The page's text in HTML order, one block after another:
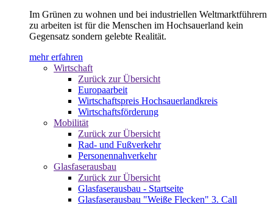
Im Grünen zu wohnen und bei industriellen Weltmarktführern
zu arbeiten ist für die Menschen im Hochsauerland kein
Gegensatz sondern gelebte Realität.
mehr erfahren
Wirtschaft
Zurück zur Übersicht
Europaarbeit
Wirtschaftspreis Hochsauerlandkreis
Wirtschaftsförderung
Mobilität
Zurück zur Übersicht
Rad- und Fußverkehr
Personennahverkehr
Glasfaserausbau
Zurück zur Übersicht
Glasfaserausbau - Startseite
Glasfaserausbau "Weiße Flecken" 3. Call